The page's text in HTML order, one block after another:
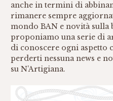
anche in termini di
rimanere sempre
mondo BAN e novità
proponiamo una serie di
di conoscere ogni aspetto
perderti nessuna news e
su N’Artigiana.